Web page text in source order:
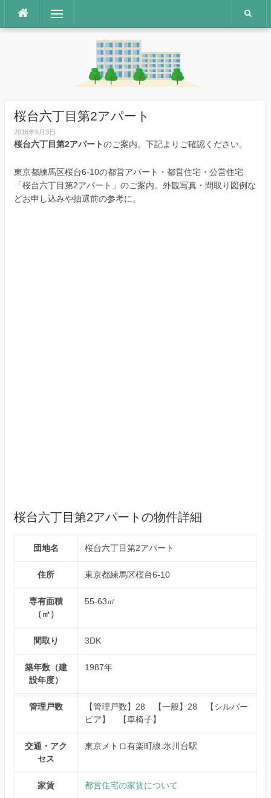
テ
メニュー
桜台六丁目第2アパート
2016年6月3日
桜台六丁目第2アパートのご案内。下記よりご確認ください。
東京都練馬区桜台6-10の都営アパート・都営住宅・公営住宅
「桜台六丁目第2アパート」のご案内。外観写真・間取り図例な
どお申し込みや抽選前の参考に。
桜台六丁目第2アパートの物件詳細
団地名 桜台六丁目第2アパート
住所 東京都練馬区桜台6-10
専有面積
（㎡）
55-63㎡
間取り 3DK
築年数（建
設年度）
1987年
管理戸数
【管理戸数】28 【一般】28 【シルバー
ピア】 【車椅子】
交通・アク
セス
東京メトロ有楽町線:氷川台駅
家賃 都営住宅の家賃について